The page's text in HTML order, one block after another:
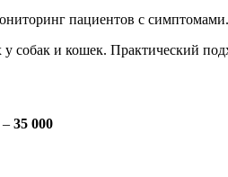
пациентов с симптомами.
собак и кошек. Практический
– 35 000